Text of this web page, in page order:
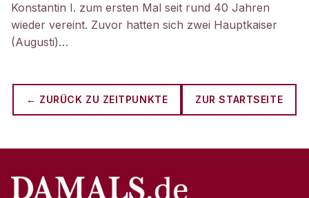
Konstantin I. zum ersten Mal seit rund 40 Jahren
wieder vereint. Zuvor hatten sich zwei Hauptkaiser
(Augusti)…
← ZURÜCK ZU ZEITPUNKTE ZUR STARTSEITE